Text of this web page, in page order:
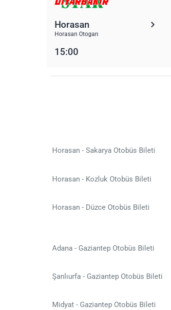
Horasan
Horasan Otogarı
15:00
Horasan - Sakarya Otobüs Bileti
Horasan - Kozluk Otobüs Bileti
Horasan - Düzce Otobüs Bileti
Adana - Gaziantep Otobüs Bileti
Şanlıurfa - Gaziantep Otobüs Bileti
Midyat - Gaziantep Otobüs Bileti